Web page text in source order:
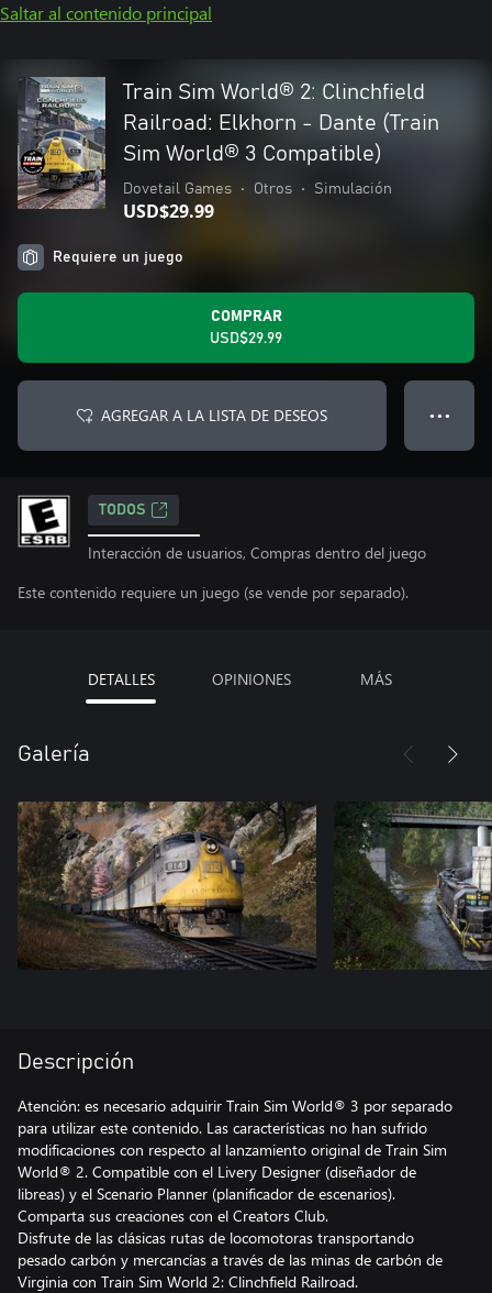
Saltar al contenido principal
Train Sim World® 2: Clinchfield
Railroad: Elkhorn - Dante (Train
Sim World® 3 Compatible)
Dovetail Games • Otros • Simulación
USD$29.99
Requiere un juego
COMPRAR
USD$29.99
AGREGAR A LA LISTA DE DESEOS ● ● ●
TODOS
Interacción de usuarios, Compras dentro del juego
Este contenido requiere un juego (se vende por separado).
DETALLES OPINIONES MÁS
Galería
Descripción
Atención: es necesario adquirir Train Sim World® 3 por separado
para utilizar este contenido. Las características no han sufrido
modificaciones con respecto al lanzamiento original de Train Sim
World® 2. Compatible con el Livery Designer (diseñador de
libreas) y el Scenario Planner (planificador de escenarios).
Comparta sus creaciones con el Creators Club.
Disfrute de las clásicas rutas de locomotoras transportando
pesado carbón y mercancías a través de las minas de carbón de
Virginia con Train Sim World 2: Clinchfield Railroad.